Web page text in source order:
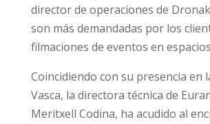
director de operaciones de Dronak
son más demandadas por los
filmaciones de eventos en
Coincidiendo con su presencia en
Vasca, la directora técnica de
Meritxell Codina, ha acudido al